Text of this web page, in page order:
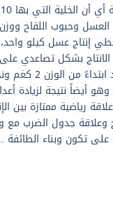
وحبوب اللقاح
تعطي إنتاج عسل كيلو
الانتاج بشكل تصاعدي
طائفة النحل في
أيضاً نتيجة لزيادة
رياضية ممتازة بين
وعلاقة جدول الضرب مع
تكون وبناء الطائفة ..